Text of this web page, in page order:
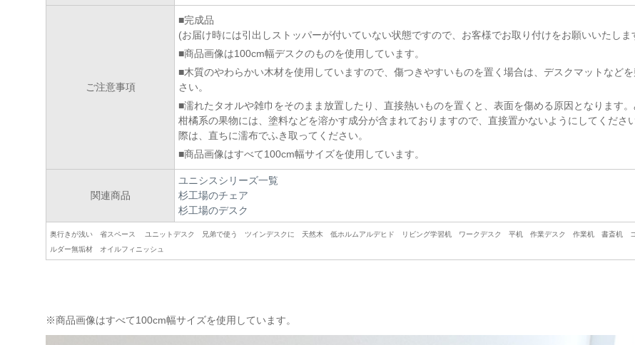
ご注意事項
■完成品
(お届け時には引出しストッパーが付いていない状態ですので、お客様でお取り付けをお願いいたしま
■商品画像は100cm幅デスクのものを使用しています。
■木質のやわらかい木材を使用していますので、傷つきやすいものを置く場合は、デスクマットなど
さい。
■濡れたタオルや雑巾をそのまま放置したり、直接熱いものを置くと、表面を傷める原因となります
柑橘系の果物には、塗料などを溶かす成分が含まれておりますので、直接置かないようにしてくださ
際は、直ちに濡布でふき取ってください。
■商品画像はすべて100cm幅サイズを使用しています。
関連商品
ユニシスシリーズ一覧
杉工場のチェア
杉工場のデスク
奥行きが浅い 省スペース ユニットデスク 兄弟で使う ツインデスクに 天然木 低ホルムアルデヒド リビング学習机 ワークデスク 平机 作業デスク 作業机 書斎机
ルダー無垢材 オイルフィニッシュ
※商品画像はすべて100cm幅サイズを使用しています。